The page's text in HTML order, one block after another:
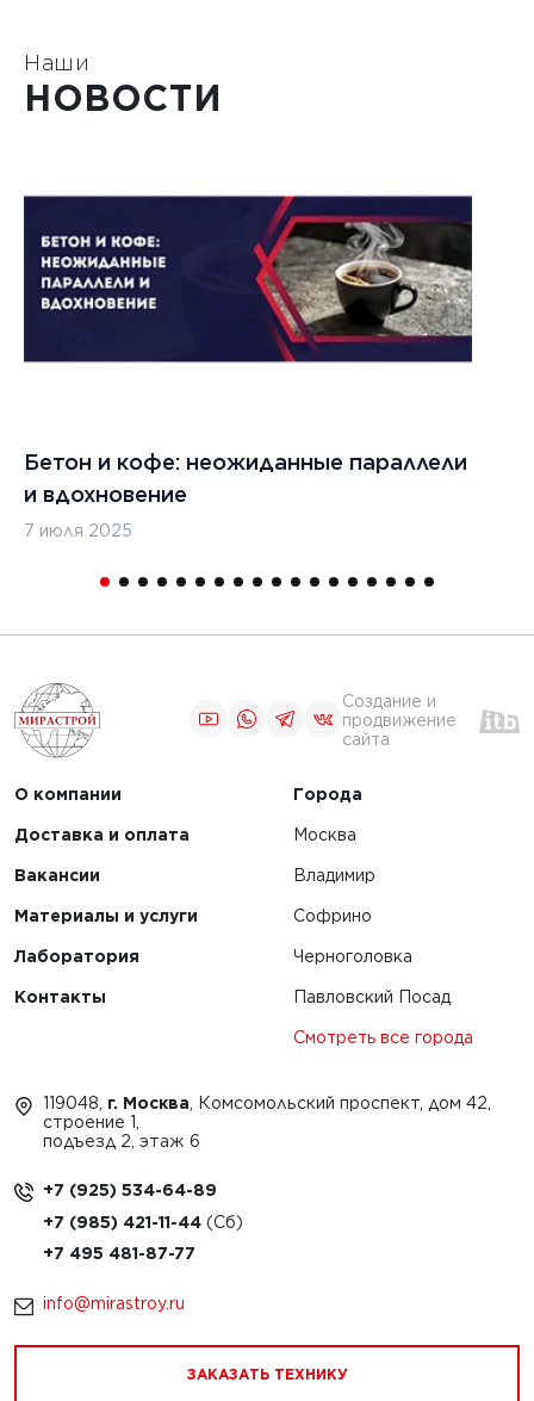
Наши
НОВОСТИ
Бетон и кофе: неожиданные параллели
и вдохновение
7 июля 2025
Создание и
продвижение
сайта
О компании
Доставка и оплата
Вакансии
Материалы и услуги
Лаборатория
Контакты
Города
Москва
Владимир
Софрино
Черноголовка
Павловский Посад
Смотреть все города
119048, г. Москва, Комсомольский проспект, дом 42,
строение 1,
подъезд 2, этаж 6
+7 (925) 534-64-89
+7 (985) 421-11-44
+7 495 481-87-77
info@mirastroy.ru
ЗАКАЗАТЬ ТЕХНИКУ